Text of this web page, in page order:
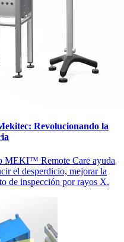
Revolucionando la
MEKI™️ Remote Care ayuda
el desperdicio, mejorar la
de inspección por rayos X.